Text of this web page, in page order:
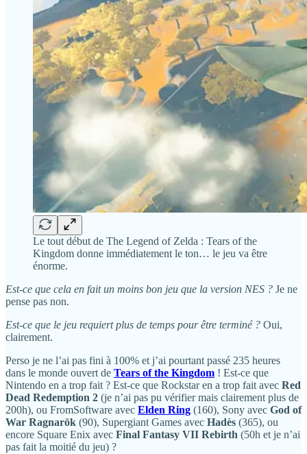
Le tout début de The Legend of Zelda : Tears of the
Kingdom donne immédiatement le ton… le jeu va être
énorme.
Est-ce que cela en fait un moins bon jeu que la version NES ? Je ne
pense pas non.
Est-ce que le jeu requiert plus de temps pour être terminé ? Oui,
clairement.
Perso je ne l’ai pas fini à 100% et j’ai pourtant passé 235 heures
dans le monde ouvert de Tears of the Kingdom ! Est-ce que
Nintendo en a trop fait ? Est-ce que Rockstar en a trop fait avec Red
Dead Redemption 2 (je n’ai pas pu vérifier mais clairement plus de
200h), ou FromSoftware avec Elden Ring (160), Sony avec God of
War Ragnarök (90), Supergiant Games avec Hadès (365), ou
encore Square Enix avec Final Fantasy VII Rebirth (50h et je n’ai
pas fait la moitié du jeu) ?